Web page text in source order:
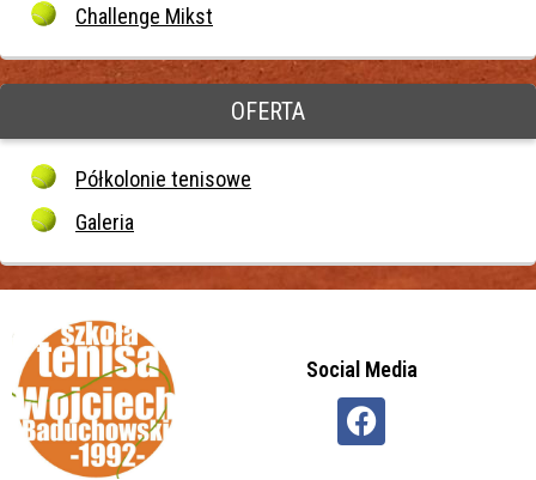
Challenge Mikst
OFERTA
Półkolonie tenisowe
Galeria
Social Media